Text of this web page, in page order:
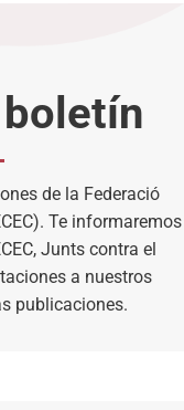
de la Federació
Te informaremos
Junts contra el
a nuestros
publicaciones.